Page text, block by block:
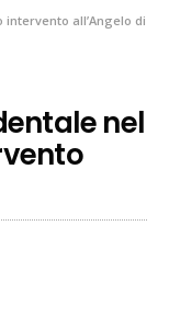
all’Angelo di
nel